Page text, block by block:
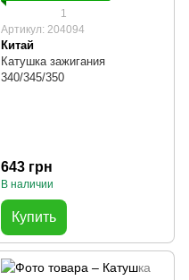
1
Артикул: 204094
Китай
Катушка зажигания
340/345/350
643 грн
В наличии
Купить